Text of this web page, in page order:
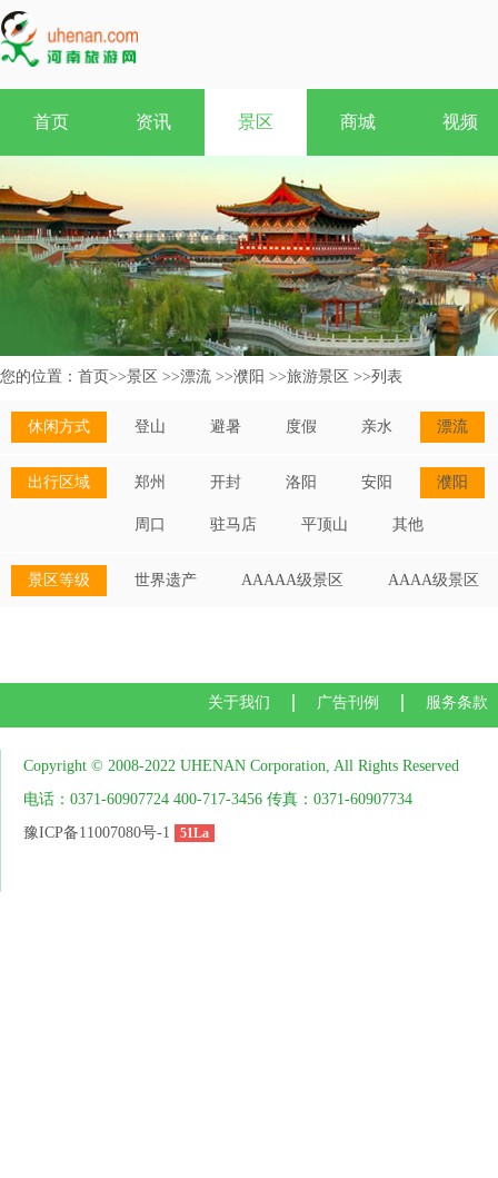
首页 资讯 景区 商城 视频
您的位置： 首页>>景区 >>漂流 >>濮阳 >>旅游景区 >>列表
休闲方式 登山 避暑 度假 亲水 漂流
出行区域 郑州 开封 洛阳 安阳 濮阳
周口 驻马店 平顶山 其他
景区等级 世界遗产 AAAAA级景区 AAAA级景区
关于我们 广告刊例 服务条款
Copyright © 2008-2022 UHENAN Corporation, All Rights Reserved
电话：0371-60907724 400-717-3456 传真：0371-60907734
豫ICP备11007080号-1
51La